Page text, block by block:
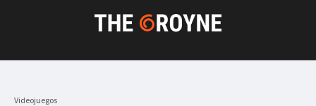
Videojuegos